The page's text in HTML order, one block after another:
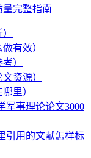
完整指南
有效）
）
资源）
里）
军事理论论文3000
引用的文献怎样标